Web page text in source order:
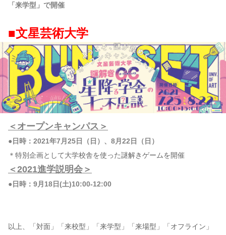
「来学型」で開催
■文星芸術大学
＜オープンキャンパス＞
●日時：2021年7月25日（日）、8月22日（日）
＊特別企画として大学校舎を使った謎解きゲームを開催
＜2021進学説明会＞
●日時：9月18日(土)10:00-12:00
以上、「対面」「来校型」「来学型」「来場型」「オフライン」